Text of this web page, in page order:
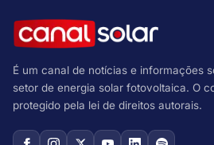
É um canal de notícias e informações
setor de energia solar fotovoltaica. O
protegido pela lei de direitos autorais.